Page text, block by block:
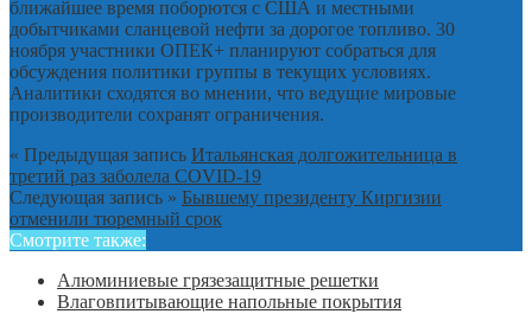
ближайшее время поборются с США и местными
добытчиками сланцевой нефти за дорогое топливо. 30
ноября участники ОПЕК+ планируют собраться для
обсуждения политики группы в текущих условиях.
Аналитики сходятся во мнении, что ведущие мировые
производители сохранят ограничения.
« Предыдущая запись Итальянская долгожительница в
третий раз заболела COVID-19
Следующая запись » Бывшему президенту Киргизии
отменили тюремный срок
Смотрите также:
Алюминиевые грязезащитные решетки
Влаговпитывающие напольные покрытия